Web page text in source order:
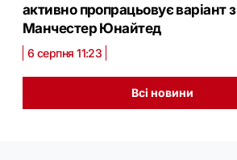
активно пропрацьовує варіант з
Манчестер Юнайтед
6 серпня 11:23
Всі новини